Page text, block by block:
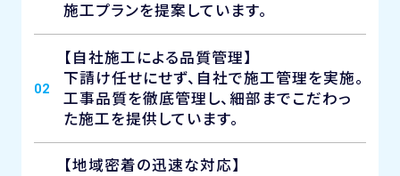
施工プランを提案しています。
02
【自社施工による品質管理】
下請け任せにせず、自社で施工管理を実施。
工事品質を徹底管理し、細部までこだわっ
た施工を提供しています。
【地域密着の迅速な対応】